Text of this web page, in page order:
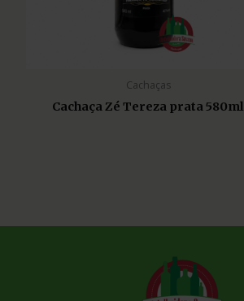
Cachaças
Cachaça Zé Tereza prata 580ml